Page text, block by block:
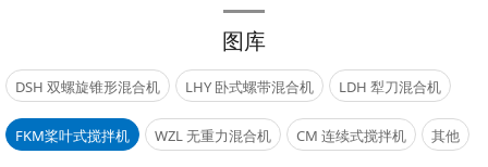
图库
DSH 双螺旋锥形混合机 LHY 卧式螺带混合机 LDH 犁刀混合机
FKM桨叶式搅拌机 WZL 无重力混合机 CM 连续式搅拌机 其他